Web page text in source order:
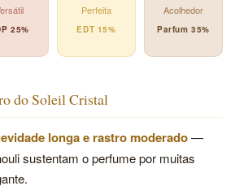
25%
Perfeita
EDT 15%
Acolhedor
Parfum 35%
do Soleil Cristal
longa e rastro moderado—
sustentam o perfume por muitas